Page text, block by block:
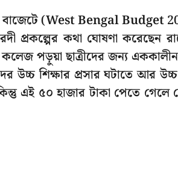
(West Bengal Budget
প্রকল্পের কথা ঘোষণা করেছেন
পড়ুয়া ছাত্রীদের জন্য
উচ্চ শিক্ষার প্রসার ঘটাতে আর
এই ৫০ হাজার টাকা পেতে গেলে